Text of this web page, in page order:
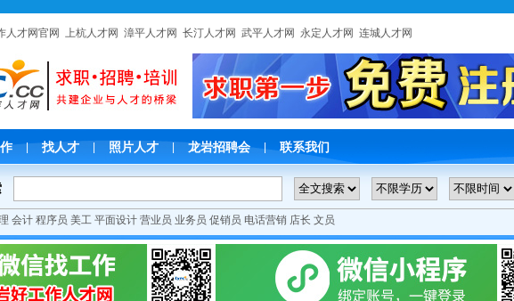
人才网官网 上杭人才网 漳平人才网 长汀人才网 武平人才网 永定人才网 连城人才网
| 找人才 照片人才 龙岩招聘会 | 联系我们
会计 程序员 美工 平面设计 营业员 业务员 促销员 电话营销 店长 文员